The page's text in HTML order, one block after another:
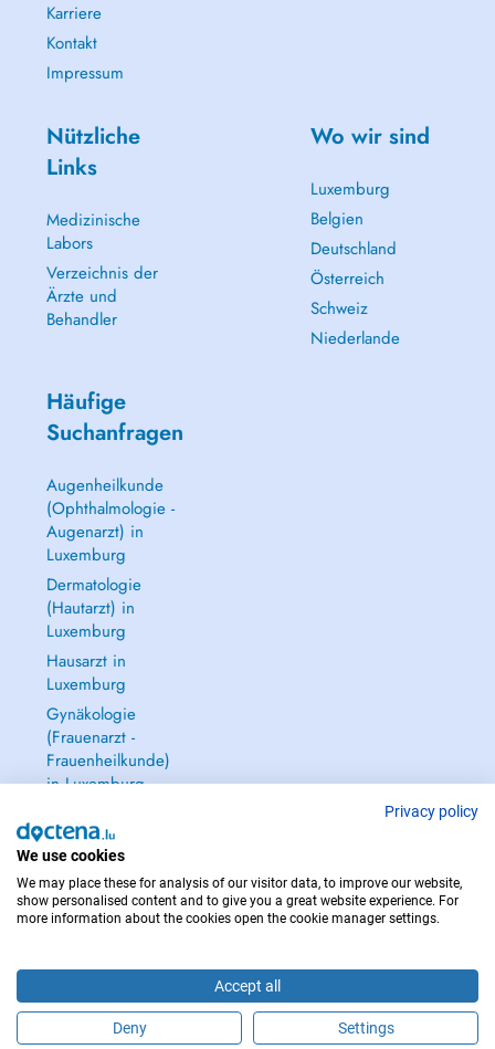
Buchen Sie einen Termin
Karriere
Kontakt
Impressum
Nützliche
Links
Medizinische
Labors
Verzeichnis der
Ärzte und
Behandler
Wo wir sind
Luxemburg
Belgien
Deutschland
Österreich
Schweiz
Niederlande
Häufige
Suchanfragen
Augenheilkunde
(Ophthalmologie -
Augenarzt) in
Luxemburg
Dermatologie
(Hautarzt) in
Luxemburg
Hausarzt in
Luxemburg
Gynäkologie
(Frauenarzt -
Frauenheilkunde)
in Luxemburg
IM NOTFALL WENDEN SIE SICH AN : 112
Privacy policy
We use cookies
We may place these for analysis of our visitor data, to improve our website,
show personalised content and to give you a great website experience. For
more information about the cookies open the cookie manager settings.
Accept all
Deny Settings